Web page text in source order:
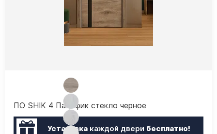
ПО SHIK 4 Пацифик стекло черное
Установкакаждой двери бесплатно!